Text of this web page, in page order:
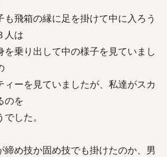
飛箱の縁に足を掛けて中に入ろう
人は
を乗り出して中の様子を見ていまし
ーを見ていましたが、私達がスカ
のを
した。
め技か固め技でも掛けたのか、男